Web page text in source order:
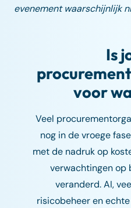
evenement waarschijnlijk
Is
voor
Veel
nog in de vroege
met de nadruk op
verwachtingen op
veranderd. AI,
risicobeheer en